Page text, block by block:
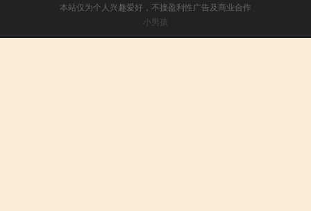
本站仅为个人兴趣爱好，不接盈利性广告及商业合作
小男孩